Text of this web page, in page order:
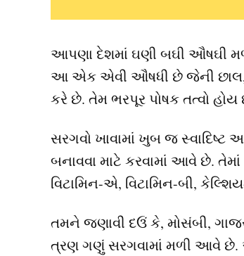
આપણા દેશમાં ઘણી બઘી ઔષઘી
આ એક એવી ઔષધી છે જેની છાલ,
કરે છે. તેમ ભરપૂર પોષક તત્વો હોય
સરગવો ખાવામાં ખુબ જ
બનાવવા માટે કરવામાં આવે છે. તેમાં
વિટામિન-એ, વિટામિન-બી,
તમને જણાવી દઉં કે, મોસંબી,
ત્રણ ગણું સરગવામાં મળી આવે